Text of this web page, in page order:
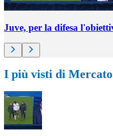
Juve, per la difesa
I più visti di Mercato